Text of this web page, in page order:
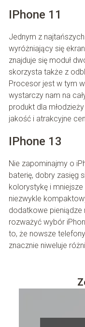
IPhone 11
Jednym z
wyróżniający się
znajduje się moduł
skorzysta także z
Procesor jest w tym
wystarczy nam na
produkt dla
jakość i atrakcyjne
IPhone 13
Nie zapominajmy o
baterię, dobry zasięg
kolorystykę i
niezwykle
dodatkowe pieniądze
rozważyć wybór
to, że nowsze
znacznie niweluje